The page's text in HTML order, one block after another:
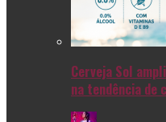
Cerveja Sol
na tendência de